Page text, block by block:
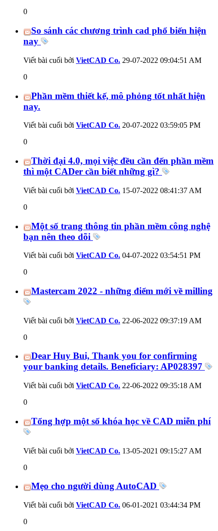
0
So sánh các chương trình cad phổ biến hiện
nay
Viết bài cuối bởi VietCAD Co. 29-07-2022 09:04:51 AM
0
Phần mềm thiết kế, mô phỏng tốt nhất hiện
nay.
Viết bài cuối bởi VietCAD Co. 20-07-2022 03:59:05 PM
0
Thời đại 4.0, mọi việc đều cần đến phần mềm
thì một CADer cần biết những gì?
Viết bài cuối bởi VietCAD Co. 15-07-2022 08:41:37 AM
0
Một số trang thông tin phần mềm công nghệ
bạn nên theo dõi
Viết bài cuối bởi VietCAD Co. 04-07-2022 03:54:51 PM
0
Mastercam 2022 - những điểm mới về milling
Viết bài cuối bởi VietCAD Co. 22-06-2022 09:37:19 AM
0
Dear Huy Bui, Thank you for confirming
your banking details. Beneficiary: AP028397
Viết bài cuối bởi VietCAD Co. 22-06-2022 09:35:18 AM
0
Tổng hợp một số khóa học về CAD miễn phí
Viết bài cuối bởi VietCAD Co. 13-05-2021 09:15:27 AM
0
Mẹo cho người dùng AutoCAD
Viết bài cuối bởi VietCAD Co. 06-01-2021 03:44:34 PM
0